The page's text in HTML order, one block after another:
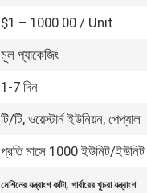
$1 – 1000.00 / Unit
মূল প্যাকেজিং
1-7 দিন
টি/টি, ওয়েস্টার্ন ইউনিয়ন, পেপ্যাল
প্রতি মাসে 1000 ইউনিট/
মেশিনের যন্ত্রাংশ কাটা,গার্বারের খুচরা যন্ত্রাংশ